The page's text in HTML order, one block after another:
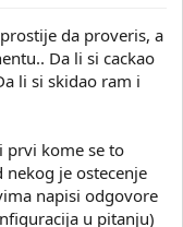
da proveris, a
Da li si cackao
li si skidao ram i
prvi kome se to
nekog je ostecenje
napisi odgovore
u pitanju)